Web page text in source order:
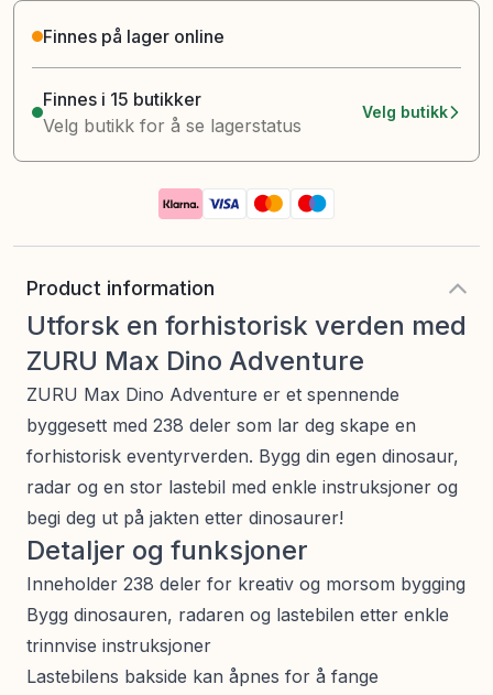
Finnes på lager online
Finnes i 15 butikker
Velg butikk for å se lagerstatus
Velg butikk
Product information
Utforsk en forhistorisk verden med
ZURU Max Dino Adventure
ZURU Max Dino Adventure er et spennende
byggesett med 238 deler som lar deg skape en
forhistorisk eventyrverden. Bygg din egen dinosaur,
radar og en stor lastebil med enkle instruksjoner og
begi deg ut på jakten etter dinosaurer!
Detaljer og funksjoner
Inneholder 238 deler for kreativ og morsom bygging
Bygg dinosauren, radaren og lastebilen etter enkle
trinnvise instruksjoner
Lastebilens bakside kan åpnes for å fange